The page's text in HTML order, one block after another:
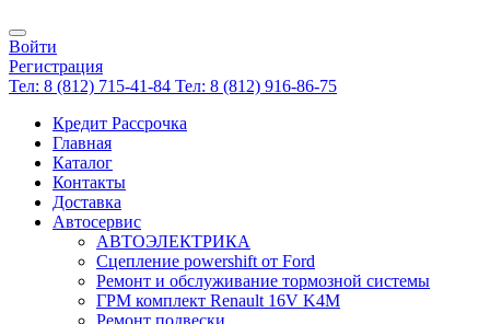
Войти
Регистрация
Тел: 8 (812) 715-41-84 Тел: 8 (812) 916-86-75
Кредит Рассрочка
Главная
Каталог
Контакты
Доставка
Автосервис
АВТОЭЛЕКТРИКА
Сцепление powershift от Ford
Ремонт и обслуживание тормозной системы
ГРМ комплект Renault 16V K4M
Ремонт подвески